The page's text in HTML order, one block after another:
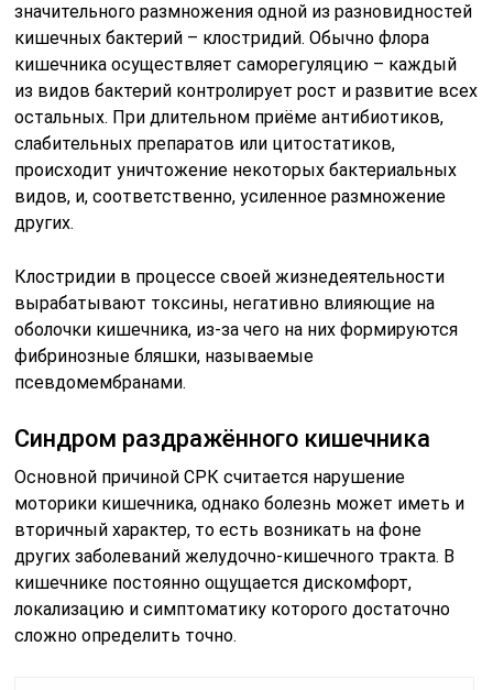
значительного размножения одной из разновидностей
кишечных бактерий – клостридий. Обычно флора
кишечника осуществляет саморегуляцию – каждый
из видов бактерий контролирует рост и развитие всех
остальных. При длительном приёме антибиотиков,
слабительных препаратов или цитостатиков,
происходит уничтожение некоторых бактериальных
видов, и, соответственно, усиленное размножение
других.
Клостридии в процессе своей жизнедеятельности
вырабатывают токсины, негативно влияющие на
оболочки кишечника, из-за чего на них формируются
фибринозные бляшки, называемые
псевдомембранами.
Синдром раздражённого кишечника
Основной причиной СРК считается нарушение
моторики кишечника, однако болезнь может иметь и
вторичный характер, то есть возникать на фоне
других заболеваний желудочно-кишечного тракта. В
кишечнике постоянно ощущается дискомфорт,
локализацию и симптоматику которого достаточно
сложно определить точно.